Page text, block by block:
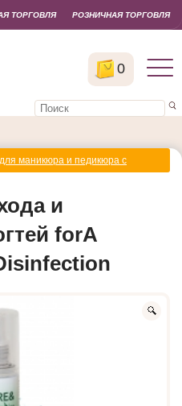
0
ТОРГОВЛЯ РОЗНИЧНАЯ ТОРГОВЛЯ
маникюра и педикюра с
и
forA